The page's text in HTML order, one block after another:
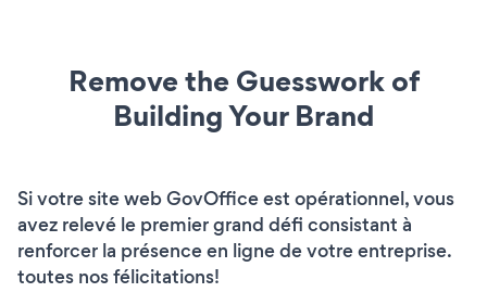
Remove the Guesswork of
Building Your Brand
Si votre site web GovOffice est opérationnel, vous
avez relevé le premier grand défi consistant à
renforcer la présence en ligne de votre entreprise.
toutes nos félicitations!